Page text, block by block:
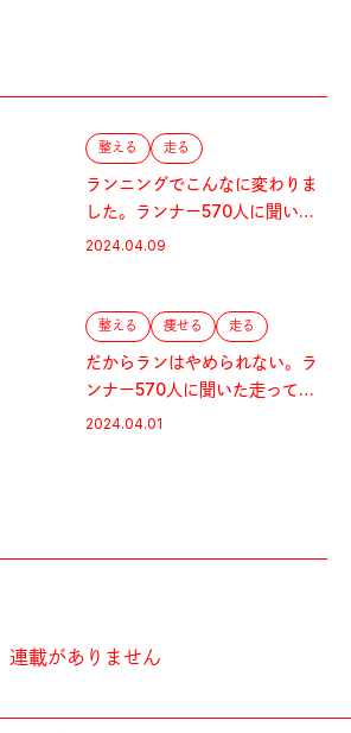
整える 走る
ランニングでこんなに変わりま
した。ランナー570人に聞いた
走ってよかったこと【後編】
2024.04.09
整える 痩せる 走る
だからランはやめられない。ラ
ンナー570人に聞いた走ってよ
かったこと【前編】
2024.04.01
連載がありません